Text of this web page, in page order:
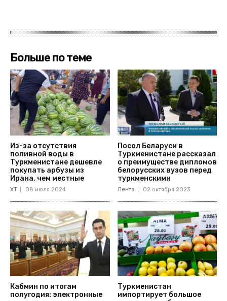
Больше по теме
Из-за отсутствия
поливной воды в
Туркменистане дешевле
покупать арбузы из
Ирана, чем местные
ХТ 08 июля 2024
Посол Беларуси в
Туркменистане рассказал
о преимуществе дипломов
белорусских вузов перед
туркменскими
Лента 02 октября 2023
Кабмин по итогам
полугодия: электронные
Туркменистан
импортирует большое